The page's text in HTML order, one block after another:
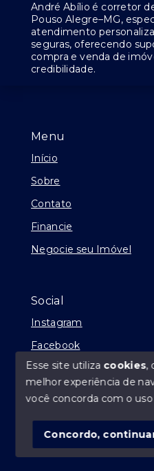
Olá! Estamos
Menu
Início
Sobre
Contato
Financie
Negocie seu Imóvel
Social
Instagram
Facebook
© Copyright 2026 - André
SITE PARA IMOBILIARIA
André Abílio é corretor
Pouso Alegre–MG,
atendimento
seguras, oferecendo
compra e venda de
credibilidade.
Esse site utiliza cookies,
melhor experiência de
você concorda com o
Concordo,